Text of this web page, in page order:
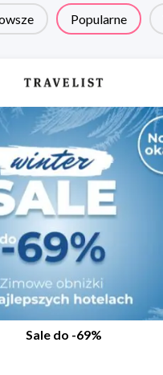
Popularne
Sale do -69%